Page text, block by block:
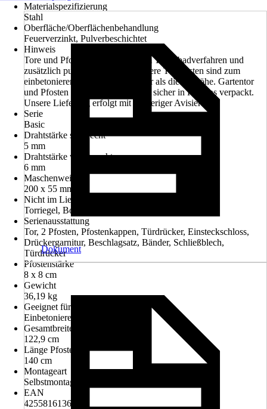
Materialspezifizierung
Stahl
Oberfläche/Oberflächenbehandlung
Feuerverzinkt, Pulverbeschichtet
Hinweis
Tore und Pfosten feuerverzinkt im Tauchbadverfahren und
zusätzlich pulverbeschichtet! Unsere Torpfosten sind zum
einbetonieren und ca. 60cm länger als die Torhöhe. Gartentor
und Pfosten werden komplett und sicher in Kartons verpackt.
Unsere Lieferung erfolgt mit vorheriger Avisierung.
Serie
Basic
Drahtstärke senkrecht
5 mm
Drahtstärke waagerecht
6 mm
Maschenweite
200 x 55 mm
Nicht im Lieferumfang enthalten
Torriegel, Bodenhülse bzw. Bodenanschlag
Serienausstattung
Tor, 2 Pfosten, Pfostenkappen, Türdrücker, Einsteckschloss,
Drückergarnitur, Beschlagsatz, Bänder, Schließblech,
Türdrücker
Pfostenstärke
8 x 8 cm
Gewicht
36,19 kg
Geeignet für
Einbetonieren
Gesamtbreite inkl. Pfosten
122,9 cm
Länge Pfosten
140 cm
Montageart
Selbstmontage
EAN
4255816136528
Dokument